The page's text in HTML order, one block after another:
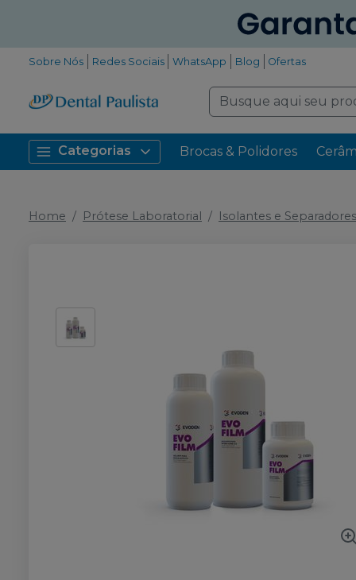
Sobre Nós Redes Sociais WhatsApp Blog Ofertas
Categorias Brocas & Polidores
Home Prótese Laboratorial Isolantes e Separadores